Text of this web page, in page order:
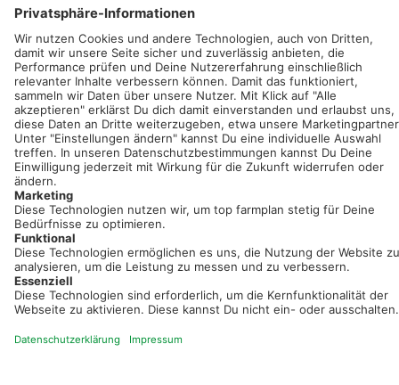
Sei immer auf dem Laufenden!
Neue Features, spannende Tipps und hilfreiche Anleitungen!
Registriere dich kostenlos!
einfach und bequem!
Kostenlos registrieren & sofort starten